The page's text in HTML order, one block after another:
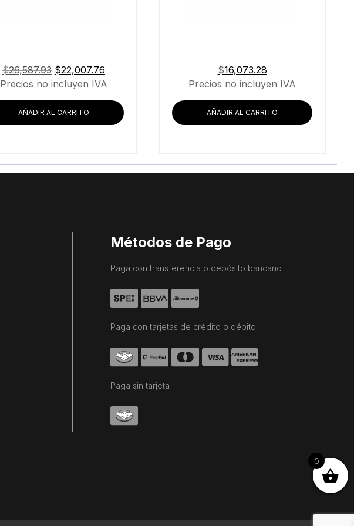
$26,587.93 El
precio
original
era:
$26,587.93.
$22,007.76El
precio
actual
$22,007.76.
Precios no incluyen IVA
AÑADIR AL CARRITO
$16,073.28
Precios no incluyen IVA
AÑADIR AL CARRITO
Métodos de Pago
Paga con transferencia o depósito bancario
Paga con tarjetas de crédito o débito
Paga sin tarjeta
0